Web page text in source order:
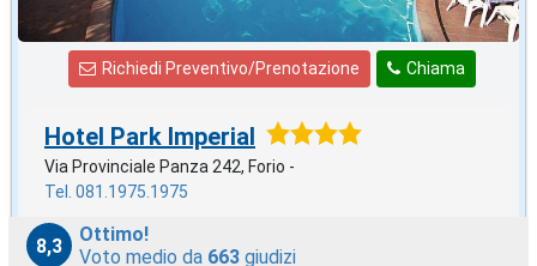
Chiama
Richiedi Preventivo/Prenotazione
Hotel Park Imperial
Via Provinciale Panza 242, Forio -
Tel. 081.1975.1975
8,3
Ottimo!
Voto medio da 663 giudizi